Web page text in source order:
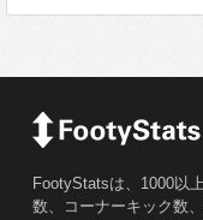
FootyStatsは、1000以
数、コーナーキック数